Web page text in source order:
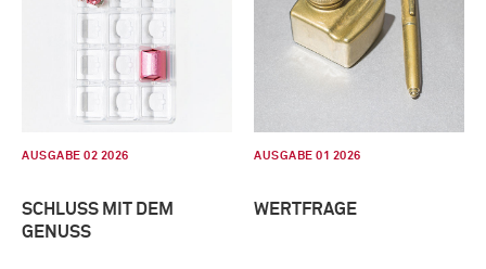
AUSGABE 02 2026
SCHLUSS MIT DEM
GENUSS
AUSGABE 01 2026
WERTFRAGE